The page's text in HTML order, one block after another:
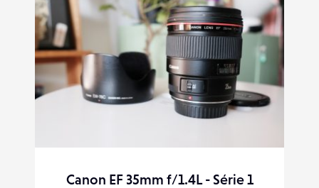
Canon EF 35mm f/1.4L - Série 1